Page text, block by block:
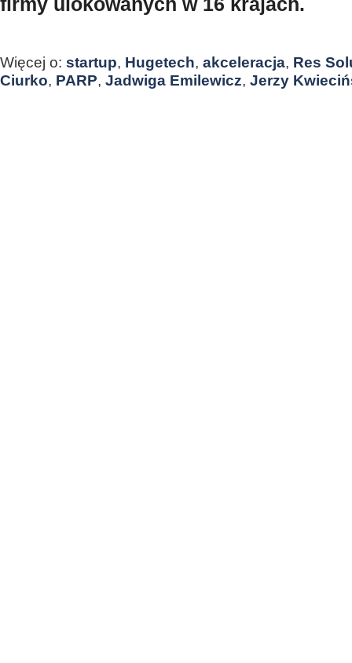
Więcej o: startup, Hugetech, akceleracja, Res
Ciurko, PARP, Jadwiga Emilewicz, Jerzy